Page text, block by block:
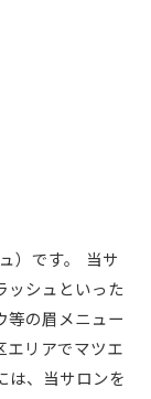
）です。 当サ
ッシュといった
等の眉メニュー
エリアでマツエ
は、当サロンを